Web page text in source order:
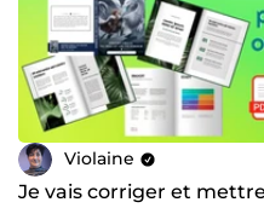
Violaine
Je vais corriger et